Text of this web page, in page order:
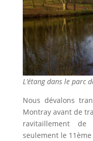
L’étang dans le parc
Nous dévalons
Montray avant de
ravitaillement
seulement le